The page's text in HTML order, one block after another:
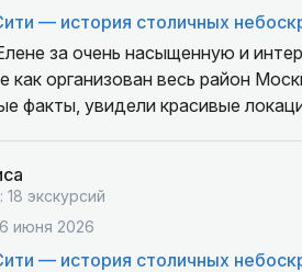
— история столичных
за очень насыщенную и
как организован весь район
факты, увидели красивые
18 экскурсий
6 июня 2026
— история столичных